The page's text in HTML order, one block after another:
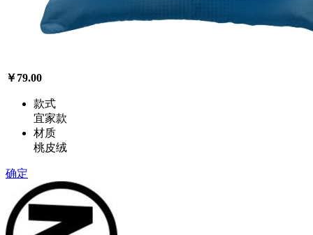
￥79.00
款式
宜家款
材质
桃皮绒
确定